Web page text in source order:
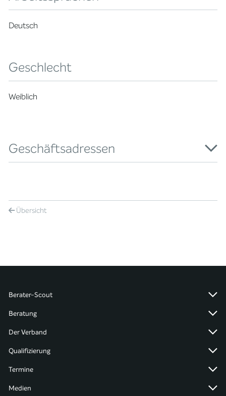
Deutsch
Geschlecht
Weiblich
Geschäftsadressen
Übersicht
Berater-Scout
Beratung
Der Verband
Qualifizierung
Termine
Medien